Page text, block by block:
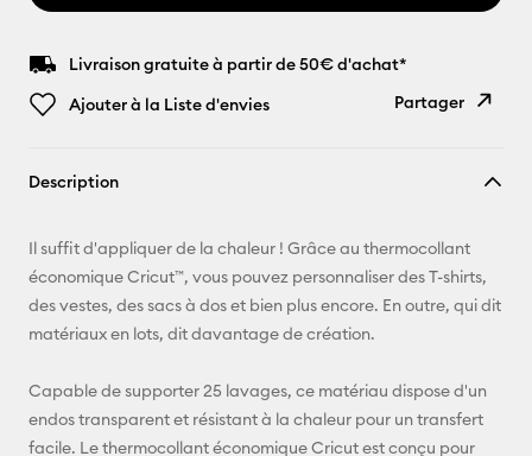
Livraison gratuite à partir de 50€ d'achat*
Ajouter à la Liste d'envies
Partager
Pinterest
Description
Il suffit d'appliquer de la chaleur ! Grâce au thermocollant
économique Cricut™, vous pouvez personnaliser des T-shirts,
des vestes, des sacs à dos et bien plus encore. En outre, qui dit
matériaux en lots, dit davantage de création.
Capable de supporter 25 lavages, ce matériau dispose d'un
endos transparent et résistant à la chaleur pour un transfert
facile. Le thermocollant économique Cricut est conçu pour